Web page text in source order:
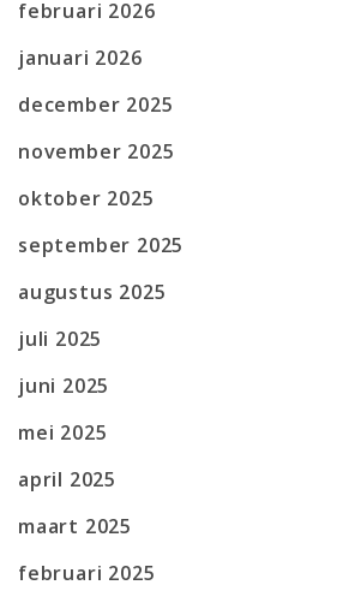
februari 2026
januari 2026
december 2025
november 2025
oktober 2025
september 2025
augustus 2025
juli 2025
juni 2025
mei 2025
april 2025
maart 2025
februari 2025